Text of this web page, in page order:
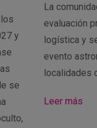
y
se
La
evaluación
logística y
evento
localidades
Leer más